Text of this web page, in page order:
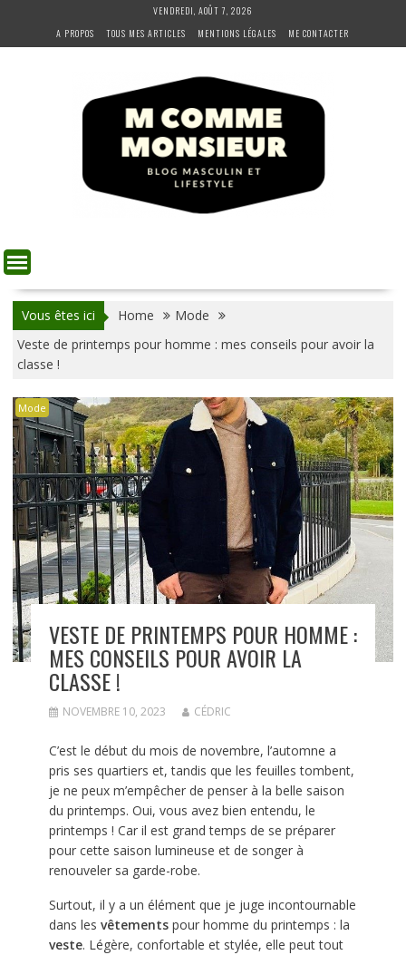
content
VENDREDI, AOÛT 7, 2026
A PROPOS
TOUS MES ARTICLES MENTIONS LÉGALES ME CONTACTER
Vous êtes ici Home
Mode
Veste de printemps pour homme : mes conseils pour avoir la
classe !
Mode
VESTE DE PRINTEMPS POUR HOMME :
MES CONSEILS POUR AVOIR LA
CLASSE !
NOVEMBRE 10, 2023 CÉDRIC
C’est le début du mois de novembre, l’automne a
pris ses quartiers et, tandis que les feuilles tombent,
je ne peux m’empêcher de penser à la belle saison
du printemps. Oui, vous avez bien entendu, le
printemps ! Car il est grand temps de se préparer
pour cette saison lumineuse et de songer à
renouveler sa garde-robe.
Surtout, il y a un élément que je juge incontournable
dans les vêtementspour homme du printemps : la
veste. Légère, confortable et stylée, elle peut tout